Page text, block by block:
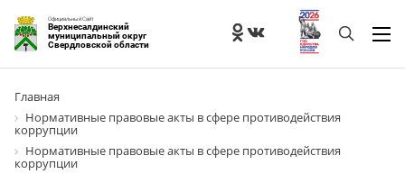
Официальный Сайт
Верхнесалдинский
муниципальный округ
Свердловской области
Главная
Нормативные правовые акты в сфере противодействия
коррупции
Нормативные правовые акты в сфере противодействия
коррупции